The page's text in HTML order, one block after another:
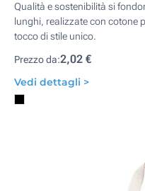
Qualità e sostenibilità si
lunghi, realizzate con cotone
tocco di stile unico.
Prezzo da:2,02 €
Vedi dettagli >